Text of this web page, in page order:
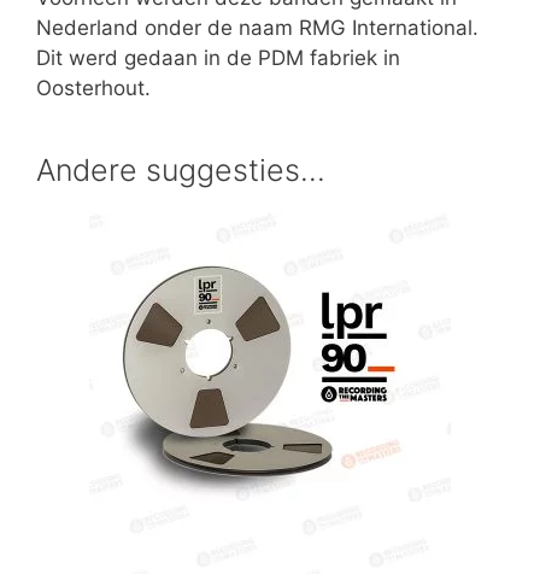
Nederland onder de naam RMG International.
Dit werd gedaan in de PDM fabriek in
Oosterhout.
Andere suggesties…